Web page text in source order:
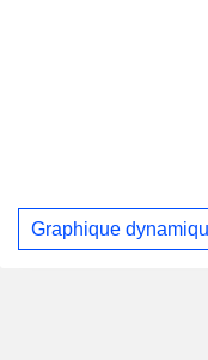
Graphique